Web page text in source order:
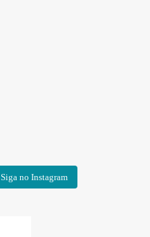
Siga no Instagram